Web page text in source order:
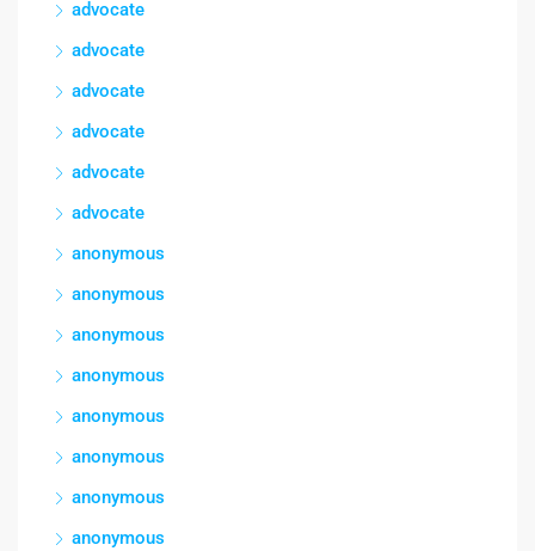
advocate
advocate
advocate
advocate
advocate
advocate
anonymous
anonymous
anonymous
anonymous
anonymous
anonymous
anonymous
anonymous